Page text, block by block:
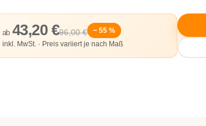
96,00 €
ab 43,20 €
− 55 %
inkl. MwSt. · Preis variiert je nach Maß